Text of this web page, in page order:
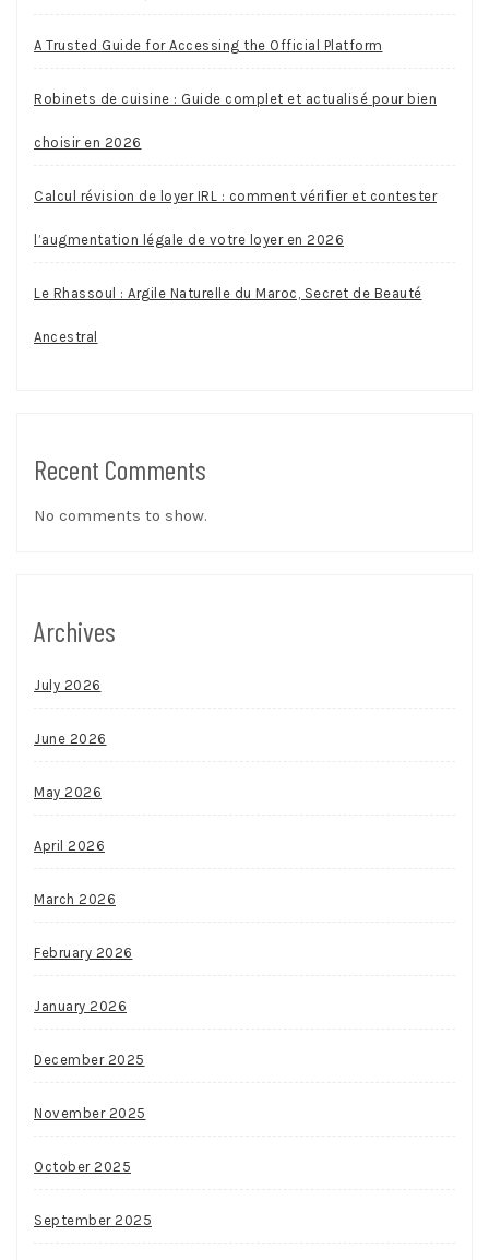
A Trusted Guide for Accessing the Official Platform
Robinets de cuisine : Guide complet et actualisé pour bien
choisir en 2026
Calcul révision de loyer IRL : comment vérifier et contester
l’augmentation légale de votre loyer en 2026
Le Rhassoul : Argile Naturelle du Maroc, Secret de Beauté
Ancestral
Recent Comments
No comments to show.
Archives
July 2026
June 2026
May 2026
April 2026
March 2026
February 2026
January 2026
December 2025
November 2025
October 2025
September 2025